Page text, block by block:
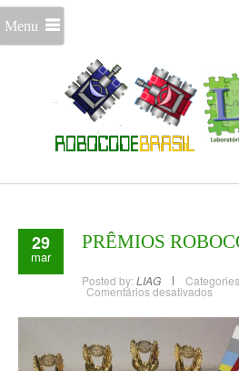
Menu
29
mar
PRÊMIOS
Posted by: LIAG
Comentários desativados